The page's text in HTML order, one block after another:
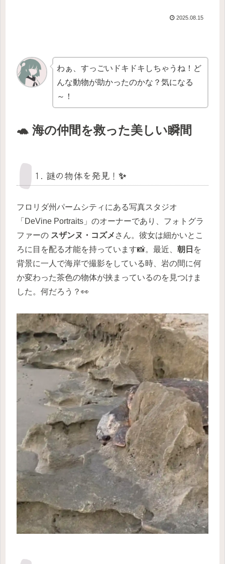
2025.08.15
わぁ、すっごいドキドキしちゃうね！ど
んな動物が助かったのかな？気になる
～！
🐢 海の仲間を救った美しい瞬間
1. 謎の物体を発見！✨
フロリダ州パームシティにある写真スタジオ
「DeVine Portraits」のオーナーであり、フォトグラ
ファーの スザンヌ・コズメ さん。彼女は細かいとこ
ろに目を配る才能を持っています📸。最近、 朝日 を
背景に一人で海岸で撮影をしている時、岩の間に何
か変わった茶色の物体が挟まっているのを見つけま
した。何だろう？👀